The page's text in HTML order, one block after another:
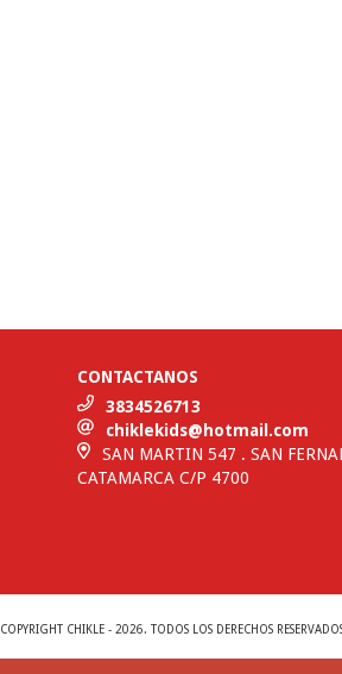
CONTACTANOS
3834526713
chiklekids@hotmail.com
SAN MARTIN 547 . SAN
CATAMARCA C/P 4700
COPYRIGHT CHIKLE - 2026. TODOS LOS DERECHOS